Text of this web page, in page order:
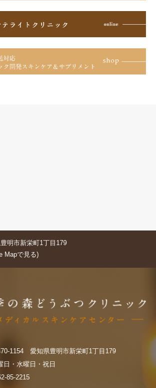
明市新栄町1丁目179
Mapで見る)
1154 愛知県豊明市新栄町1丁目179
日・水曜日・祝日
85-2215